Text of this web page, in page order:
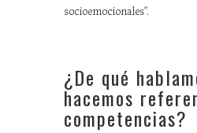
socioemocionales”.
¿De qué
hacemos
competencias?